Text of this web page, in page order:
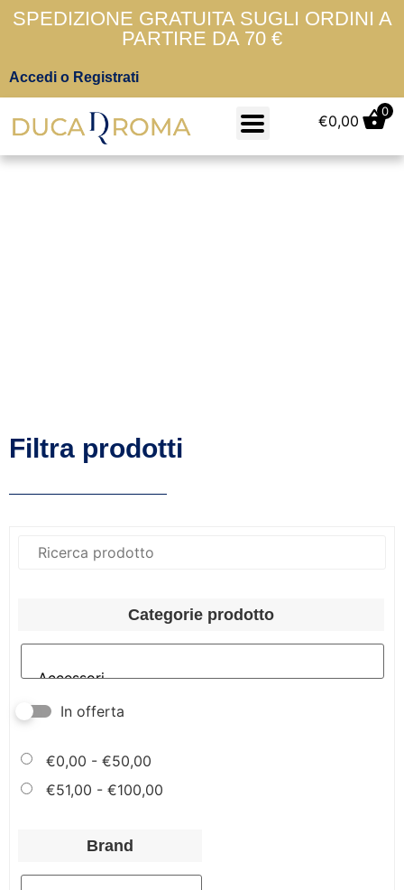
SPEDIZIONE GRATUITA SUGLI ORDINI A
PARTIRE DA 70 €
Accedi o Registrati
€0,00
0
Filtra prodotti
Categorie prodotto
In offerta
€0,00 - €50,00
€51,00 - €100,00
Brand